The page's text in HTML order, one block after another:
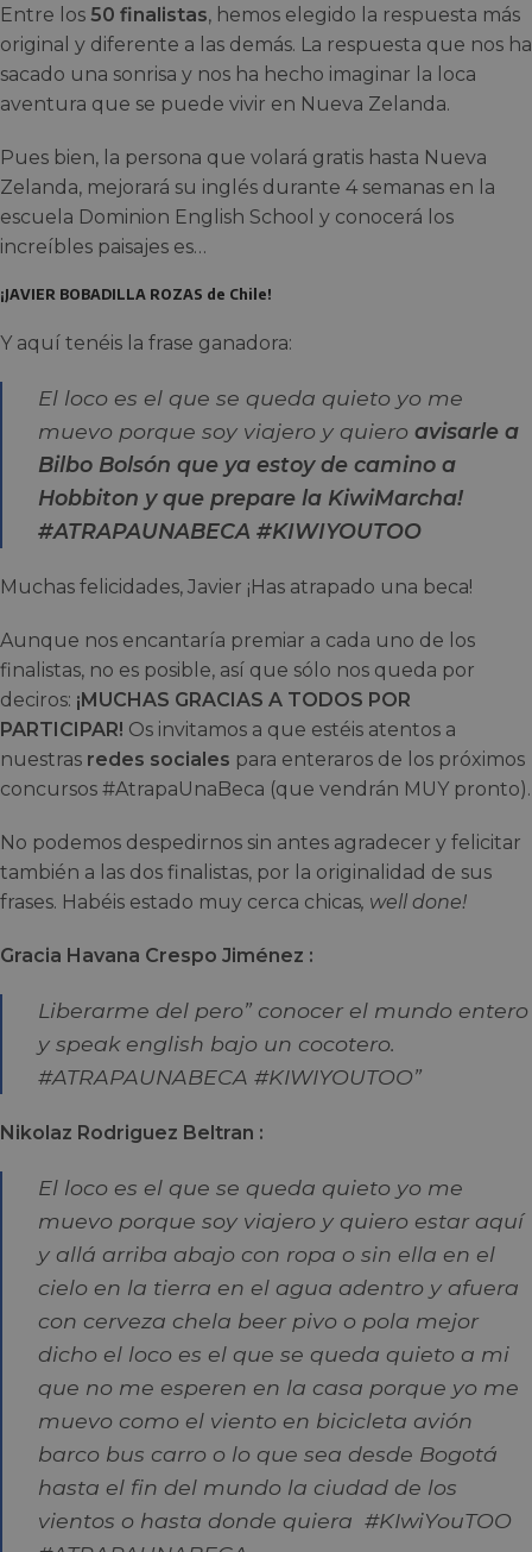
Entre los 50 finalistas, hemos elegido la respuesta más
original y diferente a las demás. La respuesta que nos ha
sacado una sonrisa y nos ha hecho imaginar la loca
aventura que se puede vivir en Nueva Zelanda.
Pues bien, la persona que volará gratis hasta Nueva
Zelanda, mejorará su inglés durante 4 semanas en la
escuela Dominion English School y conocerá los
increíbles paisajes es…
¡JAVIER BOBADILLA ROZAS de Chile!
Y aquí tenéis la frase ganadora:
El loco es el que se queda quieto yo me
muevo porque soy viajero y quiero avisarle a
Bilbo Bolsón que ya estoy de camino a
Hobbiton y que prepare la KiwiMarcha!
#ATRAPAUNABECA #KIWIYOUTOO
Muchas felicidades, Javier ¡Has atrapado una beca!
Aunque nos encantaría premiar a cada uno de los
finalistas, no es posible, así que sólo nos queda por
deciros: ¡MUCHAS GRACIAS A TODOS POR
PARTICIPAR! Os invitamos a que estéis atentos a
nuestras redes sociales para enteraros de los próximos
concursos #AtrapaUnaBeca (que vendrán MUY pronto).
No podemos despedirnos sin antes agradecer y felicitar
también a las dos finalistas, por la originalidad de sus
frases. Habéis estado muy cerca chicas, well done!
Gracia Havana Crespo Jiménez :
Liberarme del pero” conocer el mundo entero
y speak english bajo un cocotero.
#ATRAPAUNABECA #KIWIYOUTOO”
Nikolaz Rodriguez Beltran :
El loco es el que se queda quieto yo me
muevo porque soy viajero y quiero estar aquí
y allá arriba abajo con ropa o sin ella en el
cielo en la tierra en el agua adentro y afuera
con cerveza chela beer pivo o pola mejor
dicho el loco es el que se queda quieto a mi
que no me esperen en la casa porque yo me
muevo como el viento en bicicleta avión
barco bus carro o lo que sea desde Bogotá
hasta el fin del mundo la ciudad de los
vientos o hasta donde quiera #KIwiYouTOO